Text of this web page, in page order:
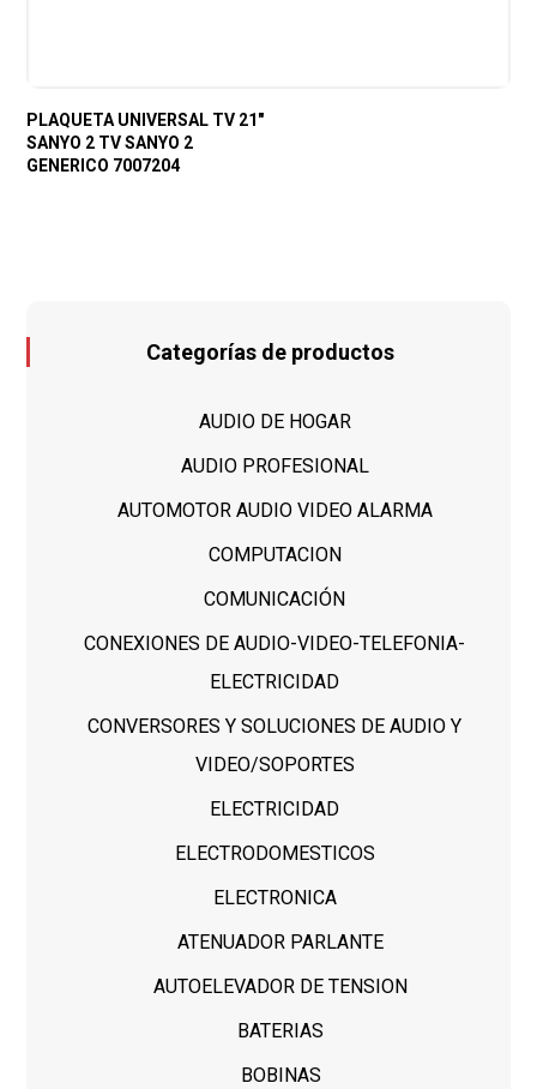
PLAQUETA UNIVERSAL TV 21″
SANYO 2 TV SANYO 2
GENERICO 7007204
Categorías de productos
AUDIO DE HOGAR
AUDIO PROFESIONAL
AUTOMOTOR AUDIO VIDEO ALARMA
COMPUTACION
COMUNICACIÓN
CONEXIONES DE AUDIO-VIDEO-TELEFONIA-
ELECTRICIDAD
CONVERSORES Y SOLUCIONES DE AUDIO Y
VIDEO/SOPORTES
ELECTRICIDAD
ELECTRODOMESTICOS
ELECTRONICA
ATENUADOR PARLANTE
AUTOELEVADOR DE TENSION
BATERIAS
BOBINAS